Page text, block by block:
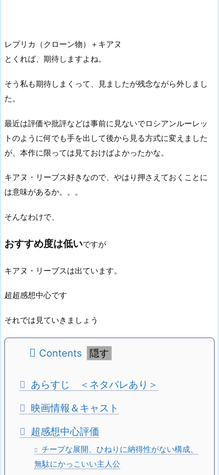
レプリカ（クローン物）＋キアヌ
とくれば、期待しますよね。
そう私も期待しまくって、見ましたが残念ながら外しまし
た。
最近は評価や批評などは事前に見ないでロシアンルーレッ
トのように何でも手を出して後から見る方式に変えました
が、本作に限っては見ておけばよかったかな。
キアヌ・リーブス好きなので、やはり押さえておくことに
は意味があるか。。。
そんなわけで、
おすすめ度は低いですが
キアヌ・リーブスは出ています。
超超感想中心です
それでは見ていきましょう
Contents
あらすじ ＜ネタバレあり＞
映画情報＆キャスト
超感想中心評価
チープな展開、ひねりに納得性がない構成、
無駄にかっこいい主人公